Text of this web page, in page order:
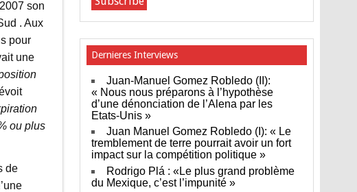
son
.Aux
pour
une
ou plus
de
Dernieres Interviews
Juan-Manuel Gomez Robledo (II):
« Nous nous préparons à l’hypothèse
d’une dénonciation de l’Alena par les
Etats-Unis »
Juan Manuel Gomez Robledo (I): « Le
tremblement de terre pourrait avoir un fort
impact sur la compétition politique »
Rodrigo Plá : «Le plus grand problème
du Mexique, c’est l’impunité »